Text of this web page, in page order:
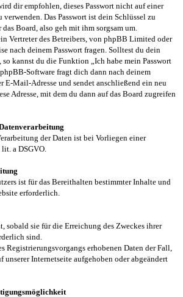
dir empfohlen, dieses Passwort nicht auf einer
Das Passwort ist dein Schlüssel zu
Board, also geh mit ihm sorgsam um.
Vertreter des Betreibers, von phpBB Limited oder
nach deinem Passwort fragen. Solltest du dein
so kannst du die Funktion „Ich habe mein Passwort
Software fragt dich dann nach deinem
E-Mail-Adresse und sendet anschließend ein neu
Adresse, mit dem du dann auf das Board zugreifen
der Daten ist bei Vorliegen einer
a DSGVO.
ist für das Bereithalten bestimmter Inhalte und
erforderlich.
sobald sie für die Erreichung des Zweckes ihrer
sind.
Registrierungsvorgangs erhobenen Daten der Fall,
unserer Internetseite aufgehoben oder abgeändert